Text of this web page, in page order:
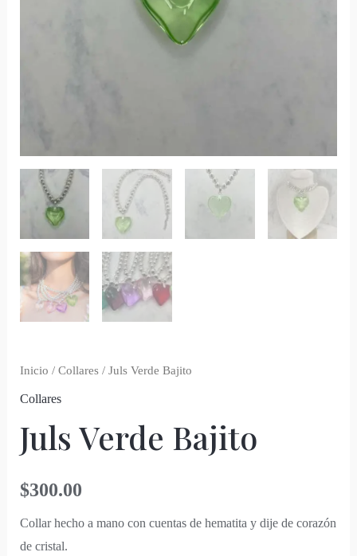
Inicio / Collares/ Juls Verde Bajito
Collares
Juls Verde Bajito
$300.00
Collar hecho a mano con cuentas de hematita y dije de corazón
de cristal.